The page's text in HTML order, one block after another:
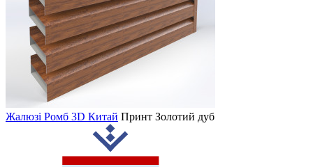
Жалюзі Ромб 3D Китай Принт Золотий дуб